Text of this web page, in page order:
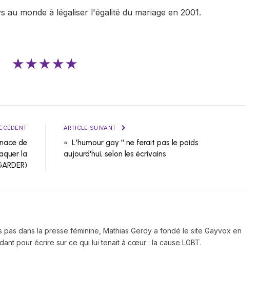
au monde à légaliser l'égalité du mariage en 2001.
★★★★★
de
la
ARTICLE SUIVANT
« L'humour gay '' ne ferait pas le poids
aujourd'hui, selon les écrivains
pas dans la presse féminine, Mathias Gerdy a fondé le site Gayvox en
pour écrire sur ce qui lui tenait à cœur : la cause LGBT.